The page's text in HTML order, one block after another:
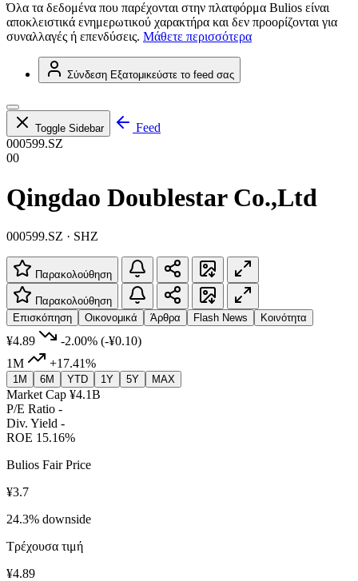
Όλα τα δεδομένα που παρέχονται στην πλατφόρμα Bulios είναι
αποκλειστικά ενημερωτικού χαρακτήρα και δεν προορίζονται για
συναλλαγές ή επενδύσεις. Μάθετε περισσότερα
Σύνδεση Εξατομικεύστε το feed σας
Toggle Sidebar
Feed
000599.SZ
00
Qingdao Doublestar Co.,Ltd
000599.SZ · SHZ
Παρακολούθηση
Παρακολούθηση
Επισκόπηση
Οικονομικά Άρθρα Flash News Κοινότητα
¥4.89 -2.00% (-¥0.10)
1M
+17.41%
1M 6M YTD 1Y 5Y MAX
Market Cap ¥4.1B
P/E Ratio -
Div. Yield -
ROE 15.16%
Bulios Fair Price
¥3.7
24.3% downside
Τρέχουσα τιμή
¥4.89